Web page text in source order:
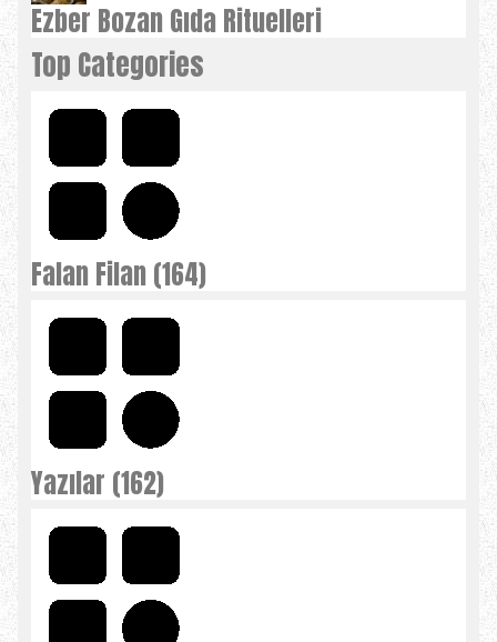
Ezber Bozan Gıda Rituelleri
Top Categories
Falan Filan (164)
Yazılar (162)